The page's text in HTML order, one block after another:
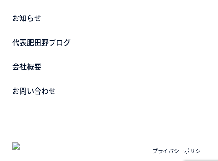
お知らせ
代表肥田野ブログ
会社概要
お問い合わせ
プライバシーポリシー